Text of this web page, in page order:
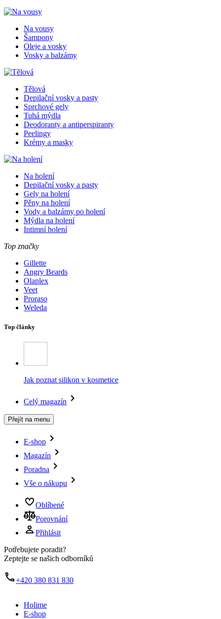
Na vousy
Šampony
Oleje a vosky
Vosky a balzámy
Tělová
Depilační vosky a pasty
Sprchové gely
Tuhá mýdla
Deodoranty a antiperspiranty
Peelingy
Krémy a masky
Na holení
Depilační vosky a pasty
Gely na holení
Pěny na holení
Vody a balzámy po holení
Mýdla na holení
Intimní holení
Top značky
Gillette
Angry Beards
Olaplex
Veet
Proraso
Weleda
Top články
Jak poznat silikon v kosmetice
Celý magazín
Přejít na menu
E-shop
Magazín
Poradna
Vše o nákupu
Oblíbené
Porovnání
Přihlásit
Potřebujete poradit?
Zeptejte se našich odborníků
+420 380 831 830
Holime
E-shop